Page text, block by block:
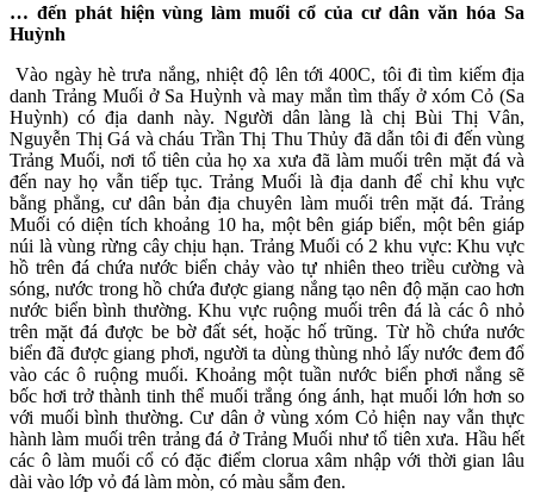
… đến phát hiện vùng làm muối cổ của cư dân văn hóa Sa
Huỳnh
Vào ngày hè trưa nắng, nhiệt độ lên tới 400C, tôi đi tìm kiếm địa
danh Trảng Muối ở Sa Huỳnh và may mắn tìm thấy ở xóm Cỏ (Sa
Huỳnh) có địa danh này. Người dân làng là chị Bùi Thị Vân,
Nguyễn Thị Gá và cháu Trần Thị Thu Thủy đã dẫn tôi đi đến vùng
Trảng Muối, nơi tổ tiên của họ xa xưa đã làm muối trên mặt đá và
đến nay họ vẫn tiếp tục. Trảng Muối là địa danh để chỉ khu vực
bằng phẳng, cư dân bản địa chuyên làm muối trên mặt đá. Trảng
Muối có diện tích khoảng 10 ha, một bên giáp biển, một bên giáp
núi là vùng rừng cây chịu hạn. Trảng Muối có 2 khu vực: Khu vực
hồ trên đá chứa nước biển chảy vào tự nhiên theo triều cường và
sóng, nước trong hồ chứa được giang nắng tạo nên độ mặn cao hơn
nước biển bình thường. Khu vực ruộng muối trên đá là các ô nhỏ
trên mặt đá được be bờ đất sét, hoặc hố trũng. Từ hồ chứa nước
biển đã được giang phơi, người ta dùng thùng nhỏ lấy nước đem đổ
vào các ô ruộng muối. Khoảng một tuần nước biển phơi nắng sẽ
bốc hơi trở thành tinh thể muối trắng óng ánh, hạt muối lớn hơn so
với muối bình thường. Cư dân ở vùng xóm Cỏ hiện nay vẫn thực
hành làm muối trên trảng đá ở Trảng Muối như tổ tiên xưa. Hầu hết
các ô làm muối cổ có đặc điểm clorua xâm nhập với thời gian lâu
dài vào lớp vỏ đá làm mòn, có màu sẫm đen.